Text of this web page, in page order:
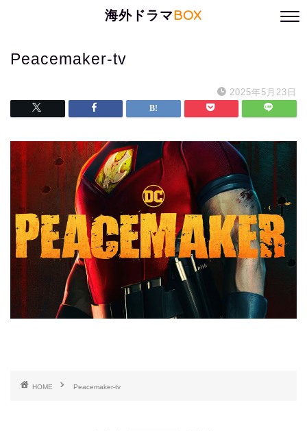
海外ドラマBOX
Peacemaker-tv
2025年5月23日
HOME Peacemaker-tv